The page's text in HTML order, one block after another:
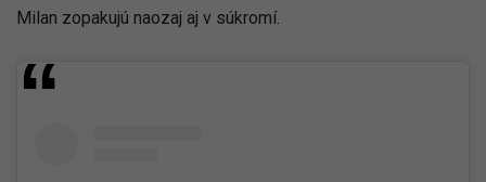
Milan zopakujú naozaj aj v súkromí.